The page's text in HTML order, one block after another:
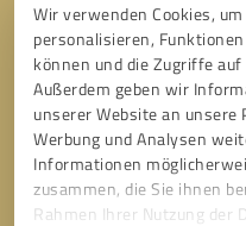
Wir verwenden Cookies,
personalisieren,
können und die Zugriffe
Außerdem geben wir
unserer Website an unsere
Werbung und Analysen
Informationen
zusammen, die Sie ihnen
Rahmen Ihrer Nutzung der